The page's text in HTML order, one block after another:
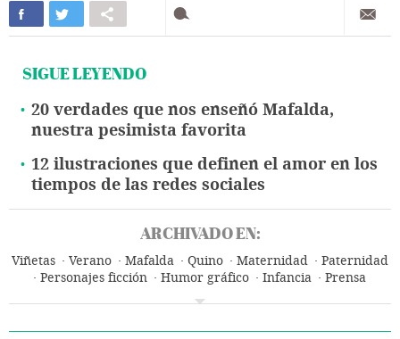
SIGUE LEYENDO
20 verdades que nos enseñó Mafalda,
nuestra pesimista favorita
12 ilustraciones que definen el amor en los
tiempos de las redes sociales
ARCHIVADO EN:
Viñetas Verano Mafalda Quino Maternidad
Paternidad
Personajes ficción
Humor gráfico Infancia
Prensa